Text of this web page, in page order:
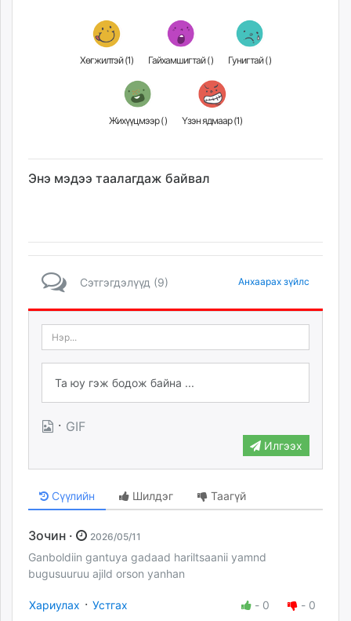
Хөгжилтэй (1) Гайхамшигтай () Гунигтай ()
Жихүүцмээр () Үзэн ядмаар (1)
Энэ мэдээ таалагдаж байвал
Сэтгэгдэлүүд (9) Анхаарах зүйлс
· GIF
Илгээх
Сүүлийн Шилдэг Таагүй
Зочин · 2026/05/11
Ganboldiin gantuya gadaad hariltsaanii yamnd
bugusuuruu ajild orson yanhan
Хариулах · Устгах - 0 - 0